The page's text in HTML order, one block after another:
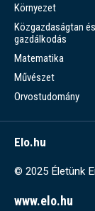
Környezet
Közgazdaságtan és
gazdálkodás
Matematika
Művészet
Orvostudomány
Elo.hu
© 2025 Életünk
www.elo.hu